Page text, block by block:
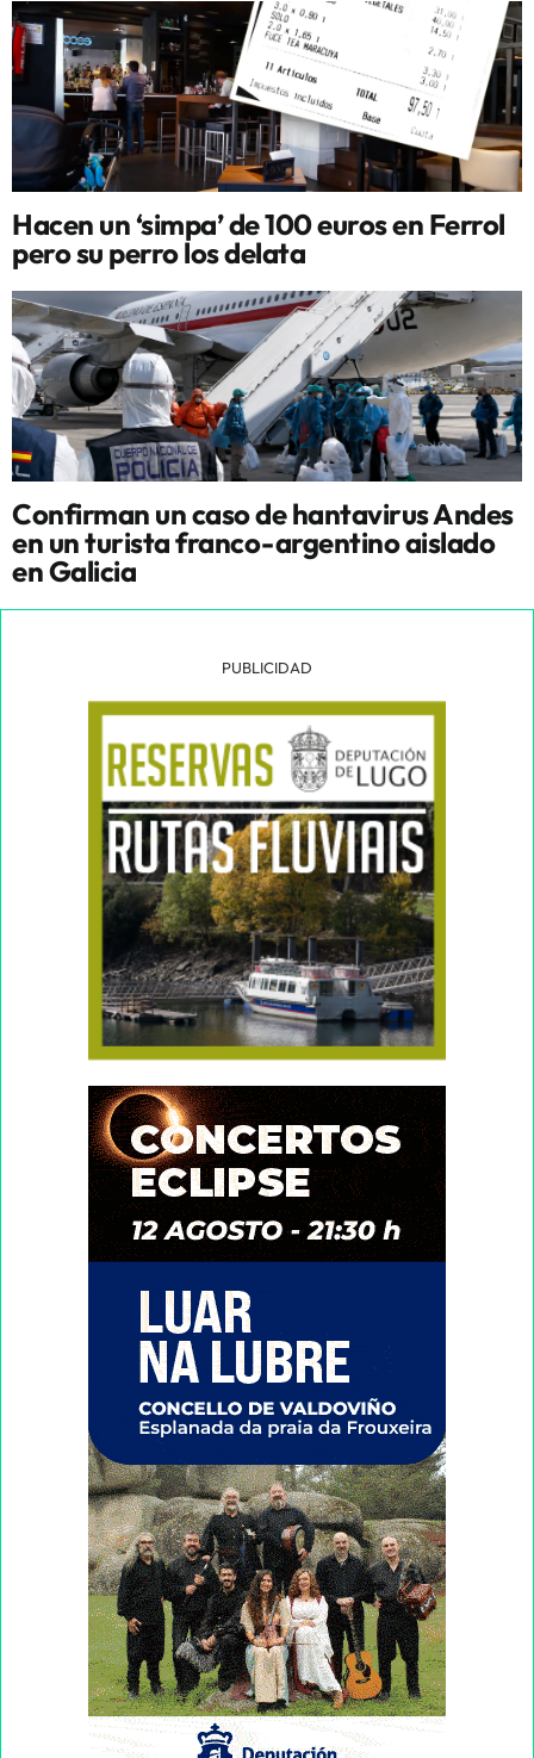
Hacen un ‘simpa’ de 100 euros en Ferrol
pero su perro los delata
Confirman un caso de hantavirus Andes
en un turista franco-argentino aislado
en Galicia
PUBLICIDAD